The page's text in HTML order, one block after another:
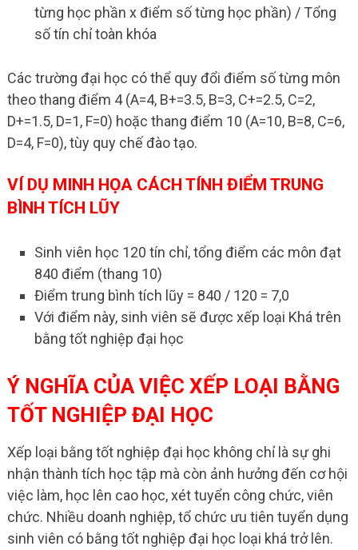
từng học phần x điểm số từng học phần) / Tổng
số tín chỉ toàn khóa
Các trường đại học có thể quy đổi điểm số từng môn
theo thang điểm 4 (A=4, B+=3.5, B=3, C+=2.5, C=2,
D+=1.5, D=1, F=0) hoặc thang điểm 10 (A=10, B=8, C=6,
D=4, F=0), tùy quy chế đào tạo.
VÍ DỤ MINH HỌA CÁCH TÍNH ĐIỂM TRUNG
BÌNH TÍCH LŨY
Sinh viên học 120 tín chỉ, tổng điểm các môn đạt
840 điểm (thang 10)
Điểm trung bình tích lũy = 840 / 120 = 7,0
Với điểm này, sinh viên sẽ được xếp loại Khá trên
bằng tốt nghiệp đại học
Ý NGHĨA CỦA VIỆC XẾP LOẠI BẰNG
TỐT NGHIỆP ĐẠI HỌC
Xếp loại bằng tốt nghiệp đại học không chỉ là sự ghi
nhận thành tích học tập mà còn ảnh hưởng đến cơ hội
việc làm, học lên cao học, xét tuyển công chức, viên
chức. Nhiều doanh nghiệp, tổ chức ưu tiên tuyển dụng
sinh viên có bằng tốt nghiệp đại học loại khá trở lên.